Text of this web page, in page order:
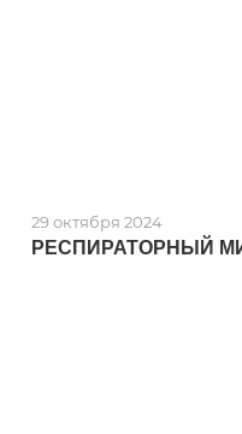
РЕСПИРАТОРНЫЙ
29 октября 2024